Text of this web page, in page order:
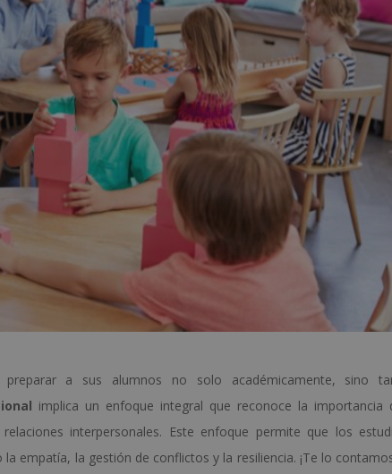
a sus alumnos no solo académicamente, sino
implica un enfoque integral que reconoce la importancia
interpersonales. Este enfoque permite que los
empatía, la gestión de conflictos y la resiliencia. ¡Te lo